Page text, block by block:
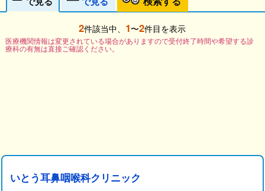
2件該当中、 1〜2件目を表示
医療機関情報は変更されている場合がありますので受付終了時間や希望する診
療科の有無は直接ご確認ください。
いとう耳鼻咽喉科クリニック